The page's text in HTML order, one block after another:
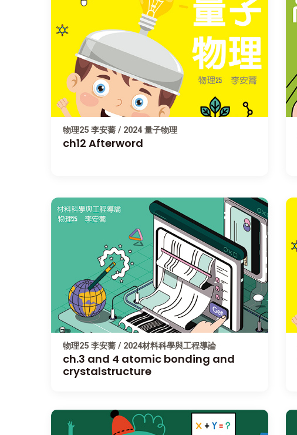
物理25 李安蕎 / 2024 量子物理
ch12 Afterword
物理25 李安蕎 / 2024材料科學與工程導論
ch.3 and 4 atomic bonding and
crystalstructure